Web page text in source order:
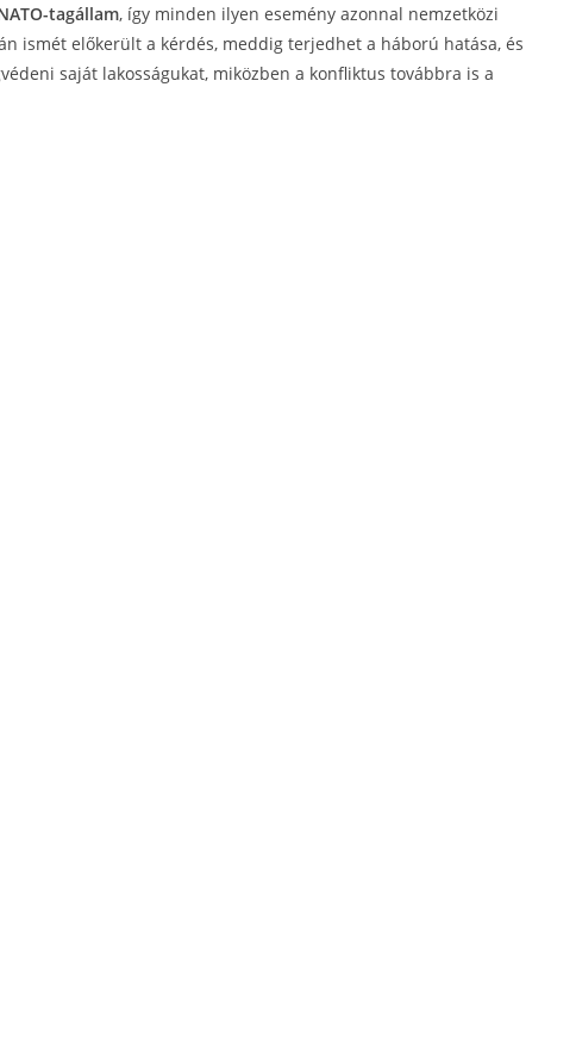
tagállam, így minden ilyen esemény azonnal nemzetközi
ismét előkerült a kérdés, meddig terjedhet a háború hatása, és
saját lakosságukat, miközben a konfliktus továbbra is a